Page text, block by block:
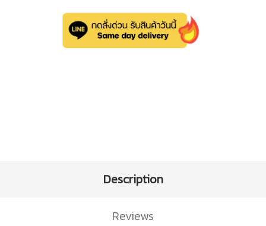
Description
Reviews